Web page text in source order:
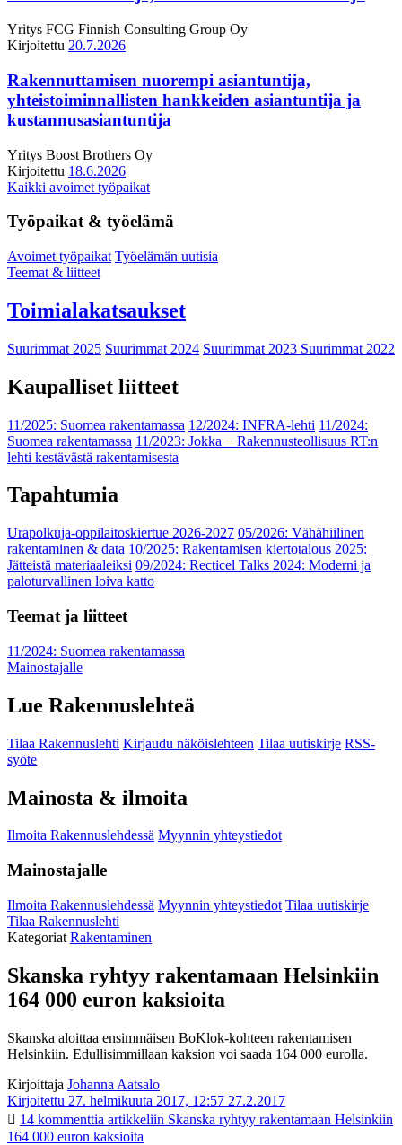
Yritys FCG Finnish Consulting Group Oy
Kirjoitettu 20.7.2026
Rakennuttamisen nuorempi asiantuntija,
yhteistoiminnallisten hankkeiden asiantuntija ja
kustannusasiantuntija
Yritys Boost Brothers Oy
Kirjoitettu 18.6.2026
Kaikki avoimet työpaikat
Työpaikat & työelämä
Avoimet työpaikat Työelämän uutisia
Teemat & liitteet
Toimialakatsaukset
Suurimmat 2025 Suurimmat 2024 Suurimmat 2023 Suurimmat 2022
Kaupalliset liitteet
11/2025: Suomea rakentamassa 12/2024: INFRA-lehti 11/2024:
Suomea rakentamassa 11/2023: Jokka − Rakennusteollisuus RT:n
lehti kestävästä rakentamisesta
Tapahtumia
Urapolkuja-oppilaitoskiertue 2026-2027 05/2026: Vähähiilinen
rakentaminen & data 10/2025: Rakentamisen kiertotalous 2025:
Jätteistä materiaaleiksi 09/2024: Recticel Talks 2024: Moderni ja
paloturvallinen loiva katto
Teemat ja liitteet
11/2024: Suomea rakentamassa
Mainostajalle
Lue Rakennuslehteä
Tilaa Rakennuslehti Kirjaudu näköislehteen Tilaa uutiskirje RSS-
syöte
Mainosta & ilmoita
Ilmoita Rakennuslehdessä Myynnin yhteystiedot
Mainostajalle
Ilmoita Rakennuslehdessä Myynnin yhteystiedot Tilaa uutiskirje
Tilaa Rakennuslehti
Kategoriat Rakentaminen
Skanska ryhtyy rakentamaan Helsinkiin
164 000 euron kaksioita
Skanska aloittaa ensimmäisen BoKlok-kohteen rakentamisen
Helsinkiin. Edullisimmillaan kaksion voi saada 164 000 eurolla.
Kirjoittaja Johanna Aatsalo
Kirjoitettu 27. helmikuuta 2017, 12:57 27.2.2017
14 kommenttia artikkeliin Skanska ryhtyy rakentamaan Helsinkiin
164 000 euron kaksioita